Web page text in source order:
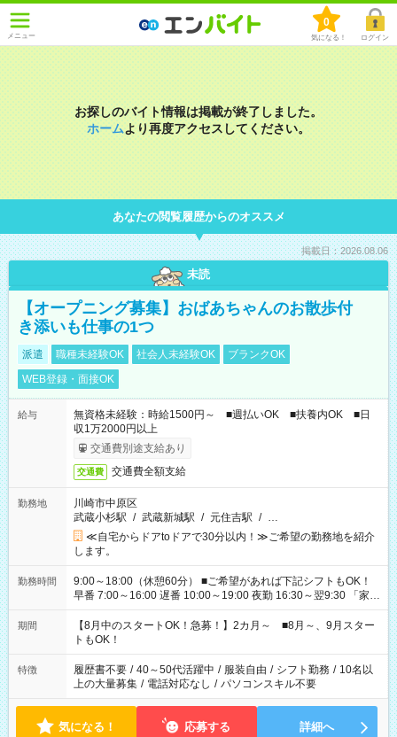
メニュー
0
気になる！ ログイン
お探しのバイト情報は掲載が終了しました。
ホームより再度アクセスしてください。
あなたの閲覧履歴からのオススメ
掲載日：2026.08.06
未読
【オープニング募集】おばあちゃんのお散歩付
き添いも仕事の1つ
派遣 職種未経験OK 社会人未経験OK
ブランクOK
WEB登録・面接OK
給与
無資格未経験：時給1500円～ ■週払いOK ■扶養内OK ■日
収1万2000円以上
交通費別途支給あり
交通費 交通費全額支給
勤務地
川崎市中原区
武蔵小杉駅 / 武蔵新城駅 / 元住吉駅 / …
≪自宅からドアtoドアで30分以内！≫ご希望の勤務地を紹介
します。
勤務時間
9:00～18:00（休憩60分） ■ご希望があれば下記シフトもOK！
早番 7:00～16:00 遅番 10:00～19:00 夜勤 16:30～翌9:30 「家族
と休みを合わせたい」 「余裕を持って夕飯の準備がしたい」
「できれば残業はしたくない」 など、ご希望を教えてください
ね。 ※Wワーク希望の方へ 今ご覧のお仕事で希望する勤務時間
と、もう1つのお仕事の勤務時間。 合計で週40時間を超える場
合は応募できません。
期間
【8月中のスタートOK！急募！】2カ月～ ■8月～、9月スター
トもOK！
特徴 履歴書不要 / 40～50代活躍中 / 服装自由 / シフト勤務 / 10名以
上の大量募集 / 電話対応なし / パソコンスキル不要
気になる！ 応募する 詳細へ